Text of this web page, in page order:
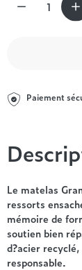
- de 1000€
Nos
Beautyrest
Ergotherm
Grand Litier
Hotel &
Simmons
Styldecor
+ de
+ de
+ de 500€
+ de 1500€
Paiement
Le matelas
ressorts
mémoire de
soutien bien
d?acier
responsable.